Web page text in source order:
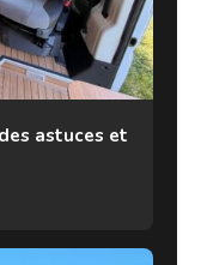
astuces et